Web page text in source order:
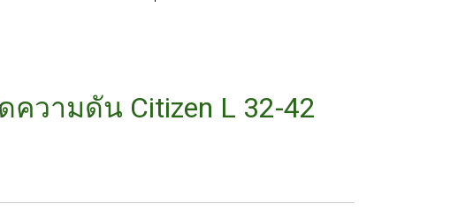
วามดัน Citizen L 32-42